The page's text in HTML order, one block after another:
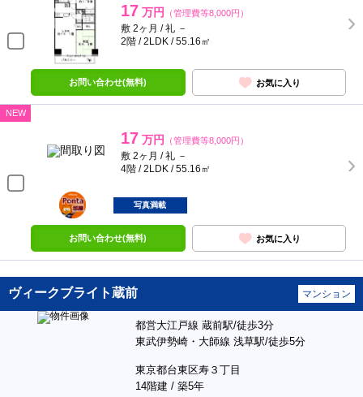
17 万円 （管理費等8,000円）
敷 2ヶ月 / 礼 －
2階 / 2LDK / 55.16㎡
お問い合わせ(無料) お気に入り
NEW
17 万円 （管理費等8,000円）
敷 2ヶ月 / 礼 －
4階 / 2LDK / 55.16㎡
ポンタ
部屋
写真満載
お問い合わせ(無料) お気に入り
ヴィークブライト蔵前 マンション
都営大江戸線 蔵前駅/徒歩3分
東武伊勢崎・大師線 浅草駅/徒歩5分
東京都台東区寿３丁目
14階建 / 築5年